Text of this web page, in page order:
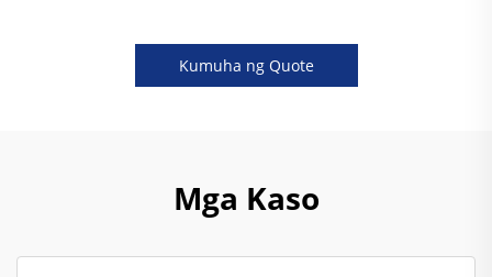
Kumuha ng Quote
Mga Kaso